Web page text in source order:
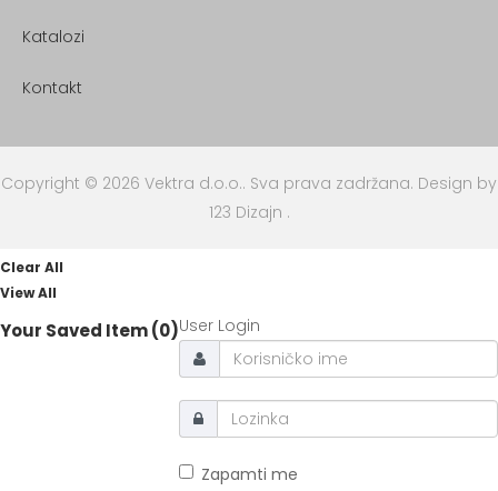
Katalozi
Kontakt
Copyright © 2026 Vektra d.o.o.. Sva prava zadržana. Design by
123 Dizajn .
Clear All
View All
Your Saved Item (0)User Login
Zapamti me